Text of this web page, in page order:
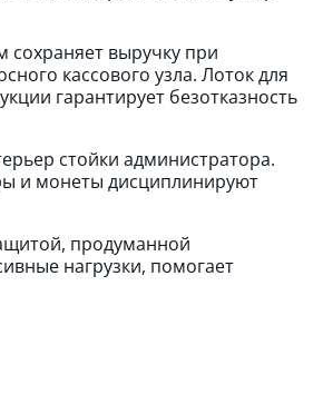
выручку при
кассового узла. Лоток для
гарантирует безотказность
стойки администратора.
и монеты дисциплинируют
продуманной
нагрузки, помогает